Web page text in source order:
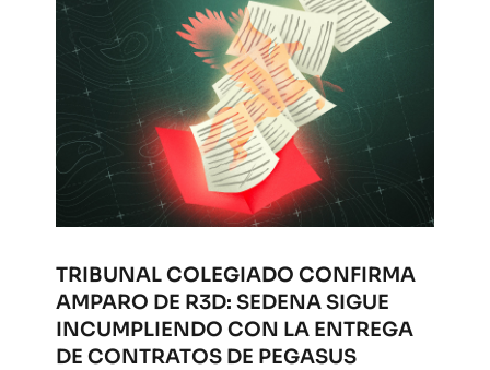
TRIBUNAL COLEGIADO CONFIRMA
AMPARO DE R3D: SEDENA SIGUE
INCUMPLIENDO CON LA ENTREGA
DE CONTRATOS DE PEGASUS